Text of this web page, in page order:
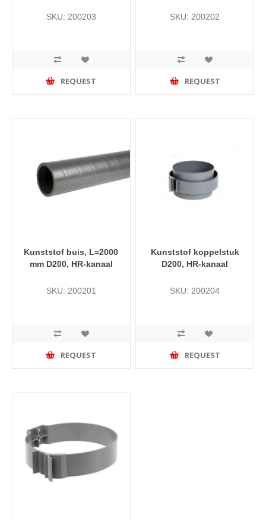
SKU: 200203
REQUEST
SKU: 200202
REQUEST
Kunststof buis, L=2000
mm D200, HR-kanaal
SKU: 200201
REQUEST
Kunststof koppelstuk
D200, HR-kanaal
SKU: 200204
REQUEST